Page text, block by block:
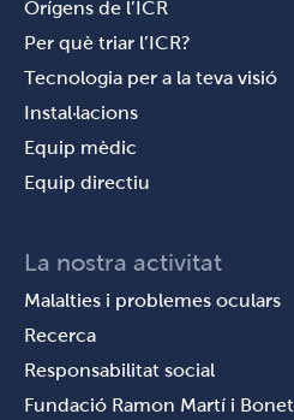
Orígens de l’ICR
Per què triar l’ICR?
Tecnologia per a la teva visió
Instal·lacions
Equip mèdic
Equip directiu
La nostra activitat
Malalties i problemes oculars
Recerca
Responsabilitat social
Fundació Ramon Martí i Bonet